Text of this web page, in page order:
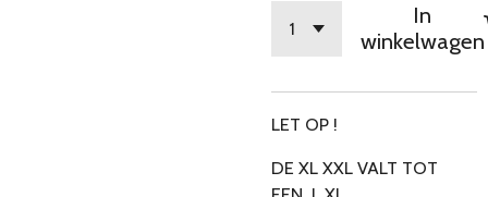
In
winkelwagen
LET OP !
DE XL XXL VALT TOT